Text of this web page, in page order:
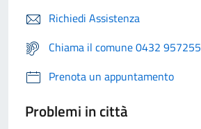
Richiedi Assistenza
Chiama il comune 0432 957255
Prenota un appuntamento
Problemi in città